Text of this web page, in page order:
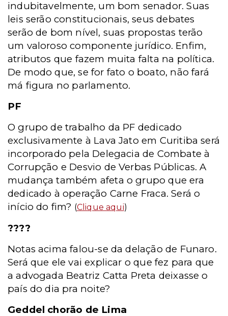
indubitavelmente, um bom senador. Suas
leis serão constitucionais, seus debates
serão de bom nível, suas propostas terão
um valoroso componente jurídico. Enfim,
atributos que fazem muita falta na política.
De modo que, se for fato o boato, não fará
má figura no parlamento.
PF
O grupo de trabalho da PF dedicado
exclusivamente à Lava Jato em Curitiba será
incorporado pela Delegacia de Combate à
Corrupção e Desvio de Verbas Públicas. A
mudança também afeta o grupo que era
dedicado à operação Carne Fraca. Será o
início do fim? (Clique aqui)
????
Notas acima falou-se da delação de Funaro.
Será que ele vai explicar o que fez para que
a advogada Beatriz Catta Preta deixasse o
país do dia pra noite?
Geddel chorão de Lima